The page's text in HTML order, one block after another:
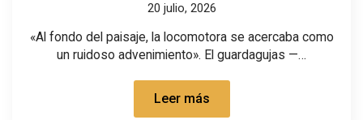
20 julio, 2026
«Al fondo del paisaje, la locomotora se acercaba como
un ruidoso advenimiento». El guardagujas —…
Leer más